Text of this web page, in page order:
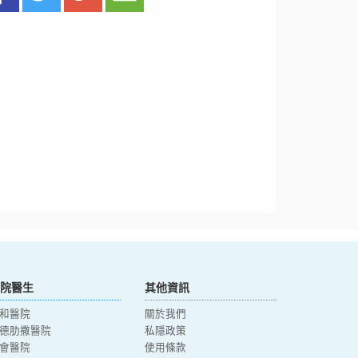
醫生
醫院
肋撒醫院
醫院
其他資訊
關於我們
私隱政策
使用條款